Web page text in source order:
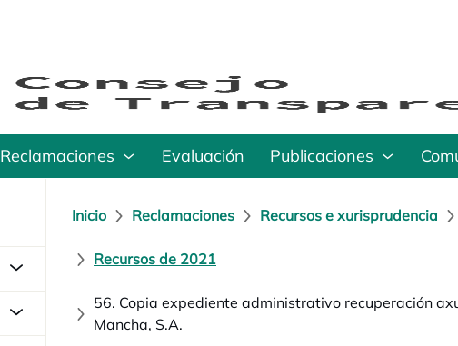
Reclamaciones Evaluación Publicaciones
Inicio Reclamaciones Recursos e xurisprudencia
Recursos de 2021
56. Copia expediente administrativo recuperación
Mancha, S.A.